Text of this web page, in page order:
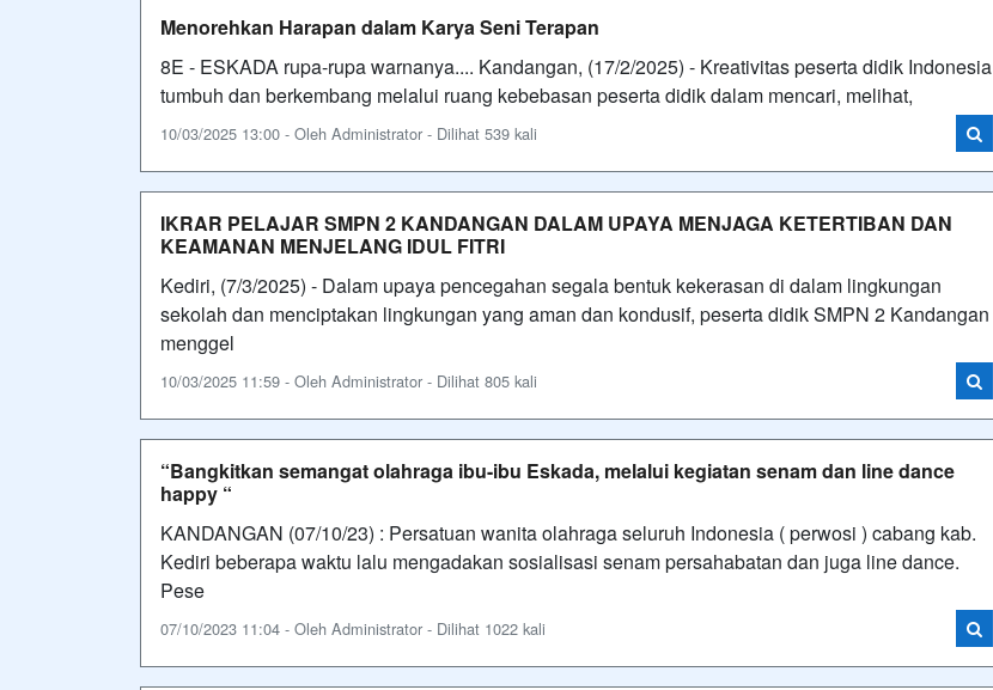
Menorehkan Harapan dalam Karya Seni Terapan
8E - ESKADA rupa-rupa warnanya.... Kandangan, (17/2/2025) - Kreativitas peserta didik Indonesia
tumbuh dan berkembang melalui ruang kebebasan peserta didik dalam mencari, melihat,
10/03/2025 13:00 - Oleh Administrator - Dilihat 539 kali
IKRAR PELAJAR SMPN 2 KANDANGAN DALAM UPAYA MENJAGA KETERTIBAN DAN
KEAMANAN MENJELANG IDUL FITRI
Kediri, (7/3/2025) - Dalam upaya pencegahan segala bentuk kekerasan di dalam lingkungan
sekolah dan menciptakan lingkungan yang aman dan kondusif, peserta didik SMPN 2 Kandangan
menggel
10/03/2025 11:59 - Oleh Administrator - Dilihat 805 kali
“Bangkitkan semangat olahraga ibu-ibu Eskada, melalui kegiatan senam dan line dance
happy “
KANDANGAN (07/10/23) : Persatuan wanita olahraga seluruh Indonesia ( perwosi ) cabang kab.
Kediri beberapa waktu lalu mengadakan sosialisasi senam persahabatan dan juga line dance.
Pese
07/10/2023 11:04 - Oleh Administrator - Dilihat 1022 kali